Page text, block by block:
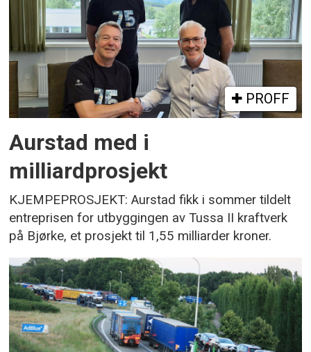
PROFF
Aurstad med i
milliardprosjekt
KJEMPEPROSJEKT: Aurstad fikk i sommer tildelt
entreprisen for utbyggingen av Tussa II kraftverk
på Bjørke, et prosjekt til 1,55 milliarder kroner.